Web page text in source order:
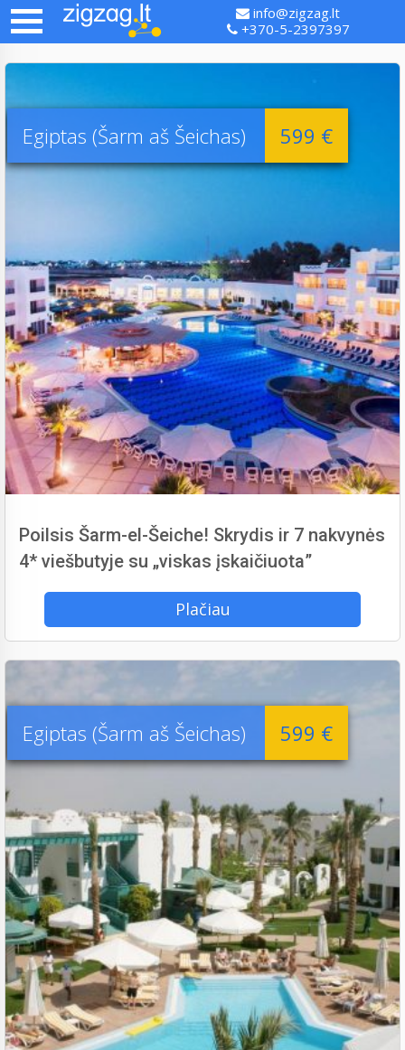
info@zigzag.lt
+370-5-2397397
Egiptas (Šarm aš Šeichas) 599 €
Poilsis Šarm-el-Šeiche! Skrydis ir 7 nakvynės
4* viešbutyje su „viskas įskaičiuota”
Plačiau
Egiptas (Šarm aš Šeichas) 599 €